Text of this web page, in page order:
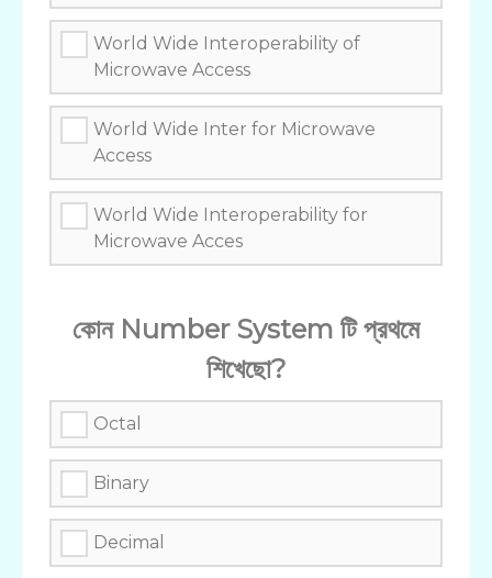
World Wide Interoperability of
Microwave Access
World Wide Inter for Microwave
Access
World Wide Interoperability for
Microwave Acces
কোন Number System টি প্রথমে
শিখেছো?
Octal
Binary
Decimal